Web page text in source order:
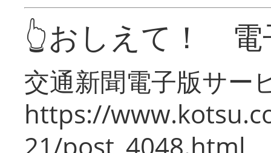
👆おしえて！ 電
交通新聞電子版サー
https://